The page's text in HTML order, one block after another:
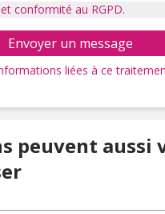
conformité au RGPD.
Envoyer un message
liées à ce
peuvent aussi